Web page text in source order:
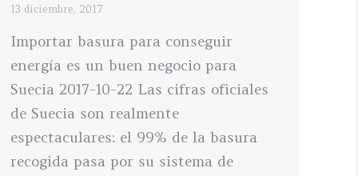
13 diciembre, 2017
Importar basura para conseguir
energía es un buen negocio para
Suecia 2017-10-22 Las cifras oficiales
de Suecia son realmente
espectaculares: el 99% de la basura
recogida pasa por su sistema de